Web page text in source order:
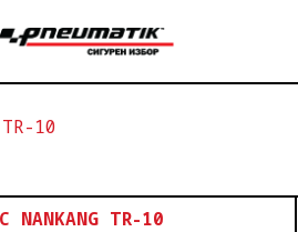
10
NANKANG TR-10